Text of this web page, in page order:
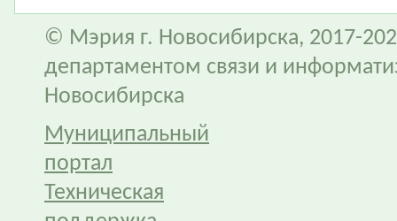
© Мэрия г. Новосибирска, 2017-
департаментом связи и
Новосибирска
Муниципальный
портал
Техническая